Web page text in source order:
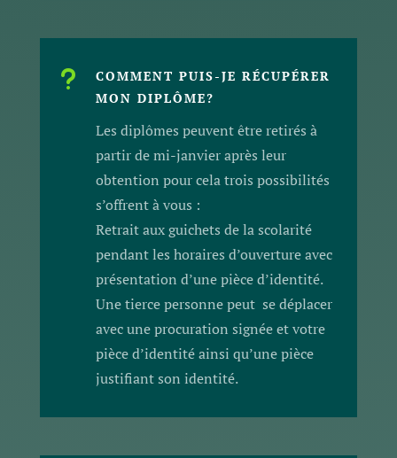
u
COMMENT PUIS-JE RÉCUPÉRER
MON DIPLÔME?
Les diplômes peuvent être retirés à
partir de mi-janvier après leur
obtention pour cela trois possibilités
s’offrent à vous :
Retrait aux guichets de la scolarité
pendant les horaires d’ouverture avec
présentation d’une pièce d’identité.
Une tierce personne peut se déplacer
avec une procuration signée et votre
pièce d’identité ainsi qu’une pièce
justifiant son identité.